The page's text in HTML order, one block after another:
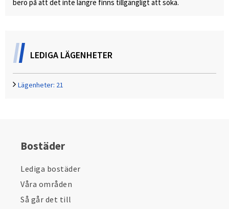
bero på att det inte längre finns tillgängligt att söka.
LEDIGA LÄGENHETER
Lägenheter: 21
Bostäder
Lediga bostäder
Våra områden
Så går det till